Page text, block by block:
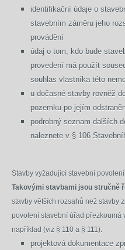
identifikační údaje o
stavebním záměru jeho
provádění
údaj o tom, kdo bude
provedení má použít
souhlas vlastníka této
u dočasné stavby rovněž
pozemku po jejím
podrobný seznam dalších
naleznete v § 106
Stavby vyžadující stavební povolení
Takovými stavbami jsou stručně
stavby větších rozsahů než stavby
povolení stavební úřad přezkoumá
například (viz § 110 a § 111):
projektová dokumentace